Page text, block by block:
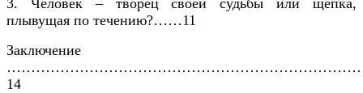
плывущая по течению?……11
Заключение
14